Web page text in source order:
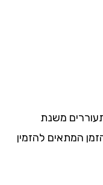
משנת
המתאים להזמין